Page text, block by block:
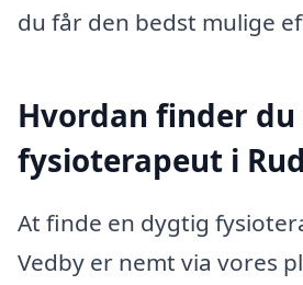
du får den bedst mulige
Hvordan finder du
fysioterapeut i
At finde en dygtig
Vedby er nemt via vores